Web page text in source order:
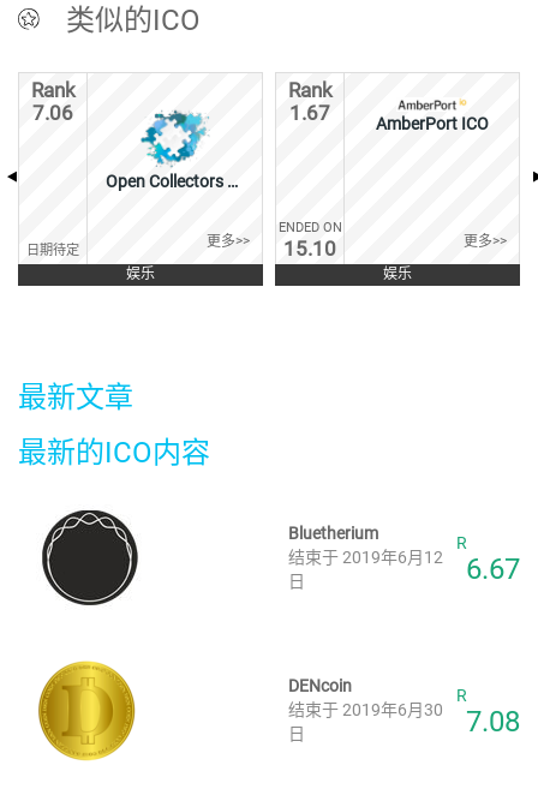
类似的ICO
Rank
7.06
日期待定
Open Collectors Network Pre-ICO
更多>>
娱乐
Rank
1.67
ENDED ON
15.10
AmberPort ICO
更多>>
娱乐
最新文章
最新的ICO内容
Bluetherium
结束于 2019年6月12
日
R
6.67
DENcoin
结束于 2019年6月30
日
R
7.08